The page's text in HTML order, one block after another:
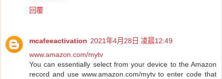
回覆
mcafeeactivation 2021年4月28日 凌晨12:49
www.amazon.com/mytv
You can essentially select from your device to the Amazon
record and use www.amazon.com/mytv to enter code that